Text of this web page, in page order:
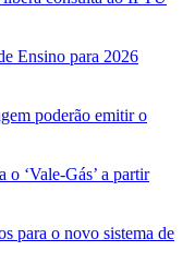
Ensino para 2026
poderão emitir o
o ‘Vale-Gás’ a partir
para o novo sistema de